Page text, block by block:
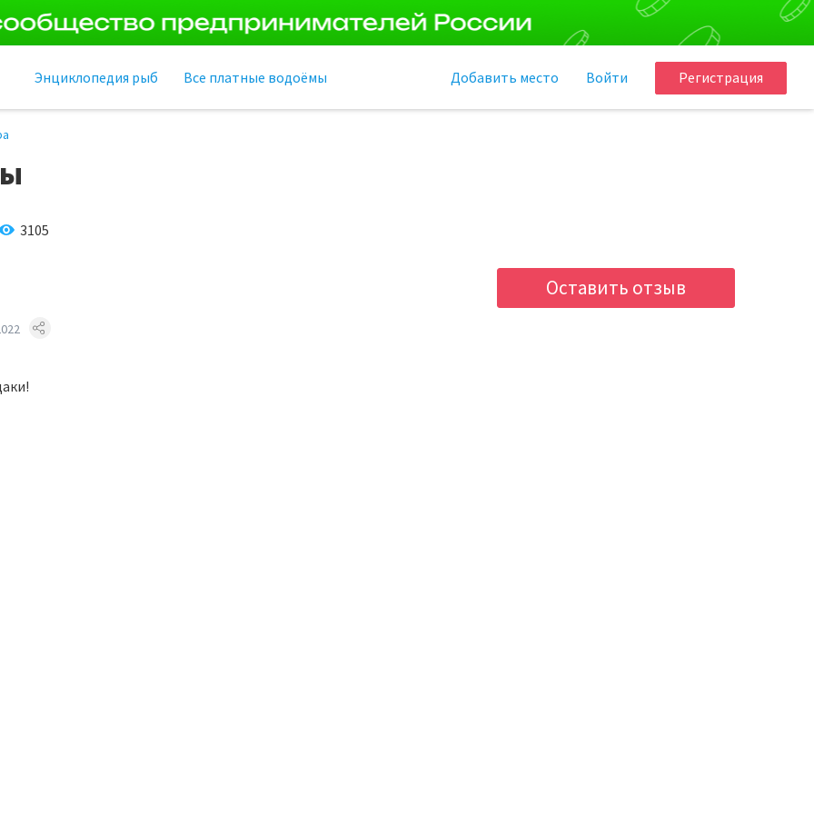
Регистрация
Войти
Добавить место
Энциклопедия рыб Все платные водоёмы
3105
Оставить отзыв